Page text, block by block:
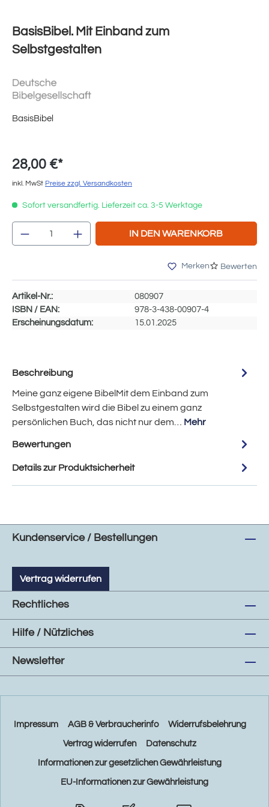
BasisBibel. Mit Einband zum
Selbstgestalten
BasisBibel
28,00 €*
inkl. MwSt Preise zzgl. Versandkosten
Sofort versandfertig. Lieferzeit ca. 3-5 Werktage
Produkt Anzahl: Gib den gewünschten
IN DEN WARENKORB
Merken Bewerten
Artikel-Nr.:
080907
ISBN / EAN:
978-3-438-00907-4
Erscheinungsdatum:
15.01.2025
Beschreibung
Meine ganz eigene BibelMit dem Einband zum
Selbstgestalten wird die Bibel zu einem ganz
persönlichen Buch, das nicht nur dem… Mehr
Bewertungen
Details zur Produktsicherheit
Kundenservice / Bestellungen
Vertrag widerrufen
Rechtliches
Hilfe / Nützliches
Newsletter
Impressum AGB & Verbraucherinfo Widerrufsbelehrung
Vertrag widerrufen Datenschutz
Informationen zur gesetzlichen Gewährleistung
EU-Informationen zur Gewährleistung